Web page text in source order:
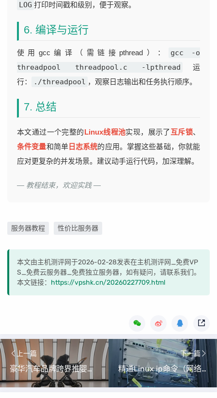
LOG 打印时间戳和级别，便于观察。
6. 编译与运行
使用gcc编译（需链接pthread）：
gcc -o
threadpool threadpool.c -lpthread
运
行：
./threadpool ，观察日志输出和任务执行顺序。
7. 总结
本文通过一个完整的Linux线程池实现，展示了 互斥锁、
条件变量和简单日志系统的应用。掌握这些基础，你就能
应对更复杂的并发场景。建议动手运行代码，加深理解。
— 教程结束，欢迎实践 —
服务器教程 性价比服务器
本文由主机测评网于2026-02-28发表在主机测评网_免费VP
S_免费云服务器_免费独立服务器，如有疑问，请联系我们。
本文链接： https://vpshk.cn/20260227709.html
上一篇
豪华汽车品牌跨界推婴儿车：1.6万起，开启人生第一辆AMG
下一篇
精通Linux ip命令（网络配置与管理完全指南）